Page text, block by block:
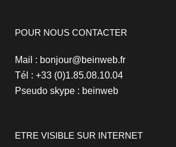
POUR NOUS CONTACTER
Mail : bonjour@beinweb.fr
Tél : +33 (0)1.85.08.10.04
Pseudo skype : beinweb
ETRE VISIBLE SUR INTERNET